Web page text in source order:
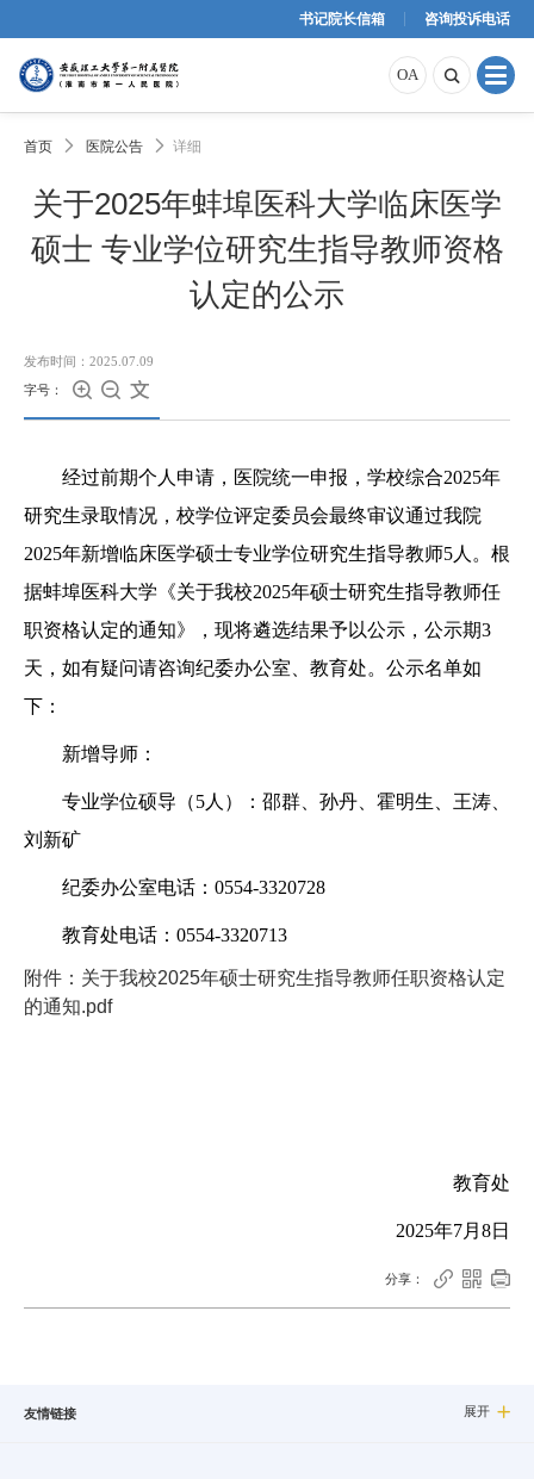
书记院长信箱 咨询投诉电话
OA 
首页  医院公告  详细
关于2025年蚌埠医科大学临床医学
硕士 专业学位研究生指导教师资格
认定的公示
发布时间：2025.07.09
字号：
  
经过前期个人申请，医院统一申报，学校综合2025年
研究生录取情况，校学位评定委员会最终审议通过我院
2025年新增临床医学硕士专业学位研究生指导教师5人。根
据蚌埠医科大学《关于我校2025年硕士研究生指导教师任
职资格认定的通知》，现将遴选结果予以公示，公示期3
天，如有疑问请咨询纪委办公室、教育处。公示名单如
下：
新增导师：
专业学位硕导（5人）：邵群、孙丹、霍明生、王涛、
刘新矿
纪委办公室电话：0554-3320728
教育处电话：0554-3320713
附件：关于我校2025年硕士研究生指导教师任职资格认定
的通知.pdf
教育处
2025年7月8日
分享：   
友情链接 展开 